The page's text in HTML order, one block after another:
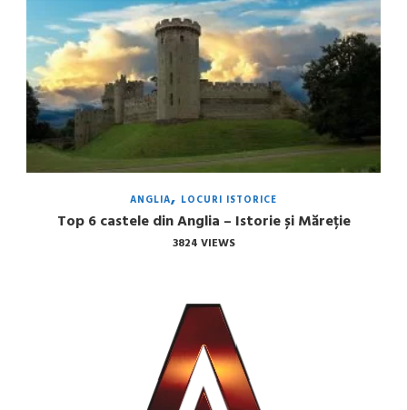
ANGLIA LOCURI ISTORICE
Top 6 castele din Anglia – Istorie și Măreție
3824 VIEWS